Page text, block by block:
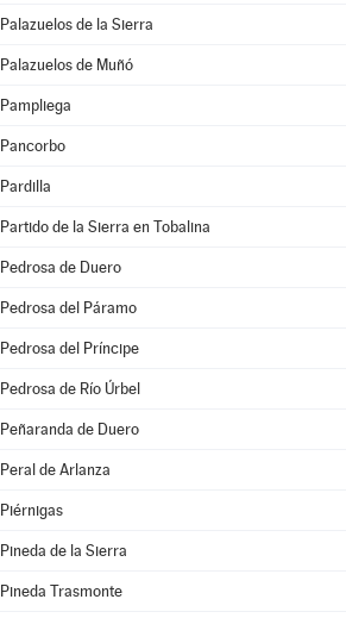
Palazuelos de la Sierra
Palazuelos de Muñó
Pampliega
Pancorbo
Pardilla
Partido de la Sierra en Tobalina
Pedrosa de Duero
Pedrosa del Páramo
Pedrosa del Príncipe
Pedrosa de Río Úrbel
Peñaranda de Duero
Peral de Arlanza
Piérnigas
Pineda de la Sierra
Pineda Trasmonte